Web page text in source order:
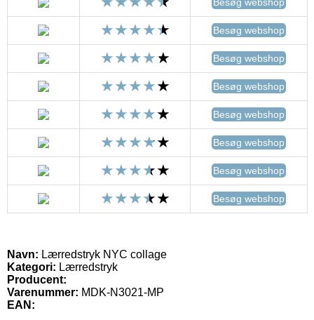
Besøg webshop
Besøg webshop
Besøg webshop
Besøg webshop
Besøg webshop
Besøg webshop
Besøg webshop
Navn: Lærredstryk NYC collage
Kategori: Lærredstryk
Producent:
Varenummer: MDK-N3021-MP
EAN: